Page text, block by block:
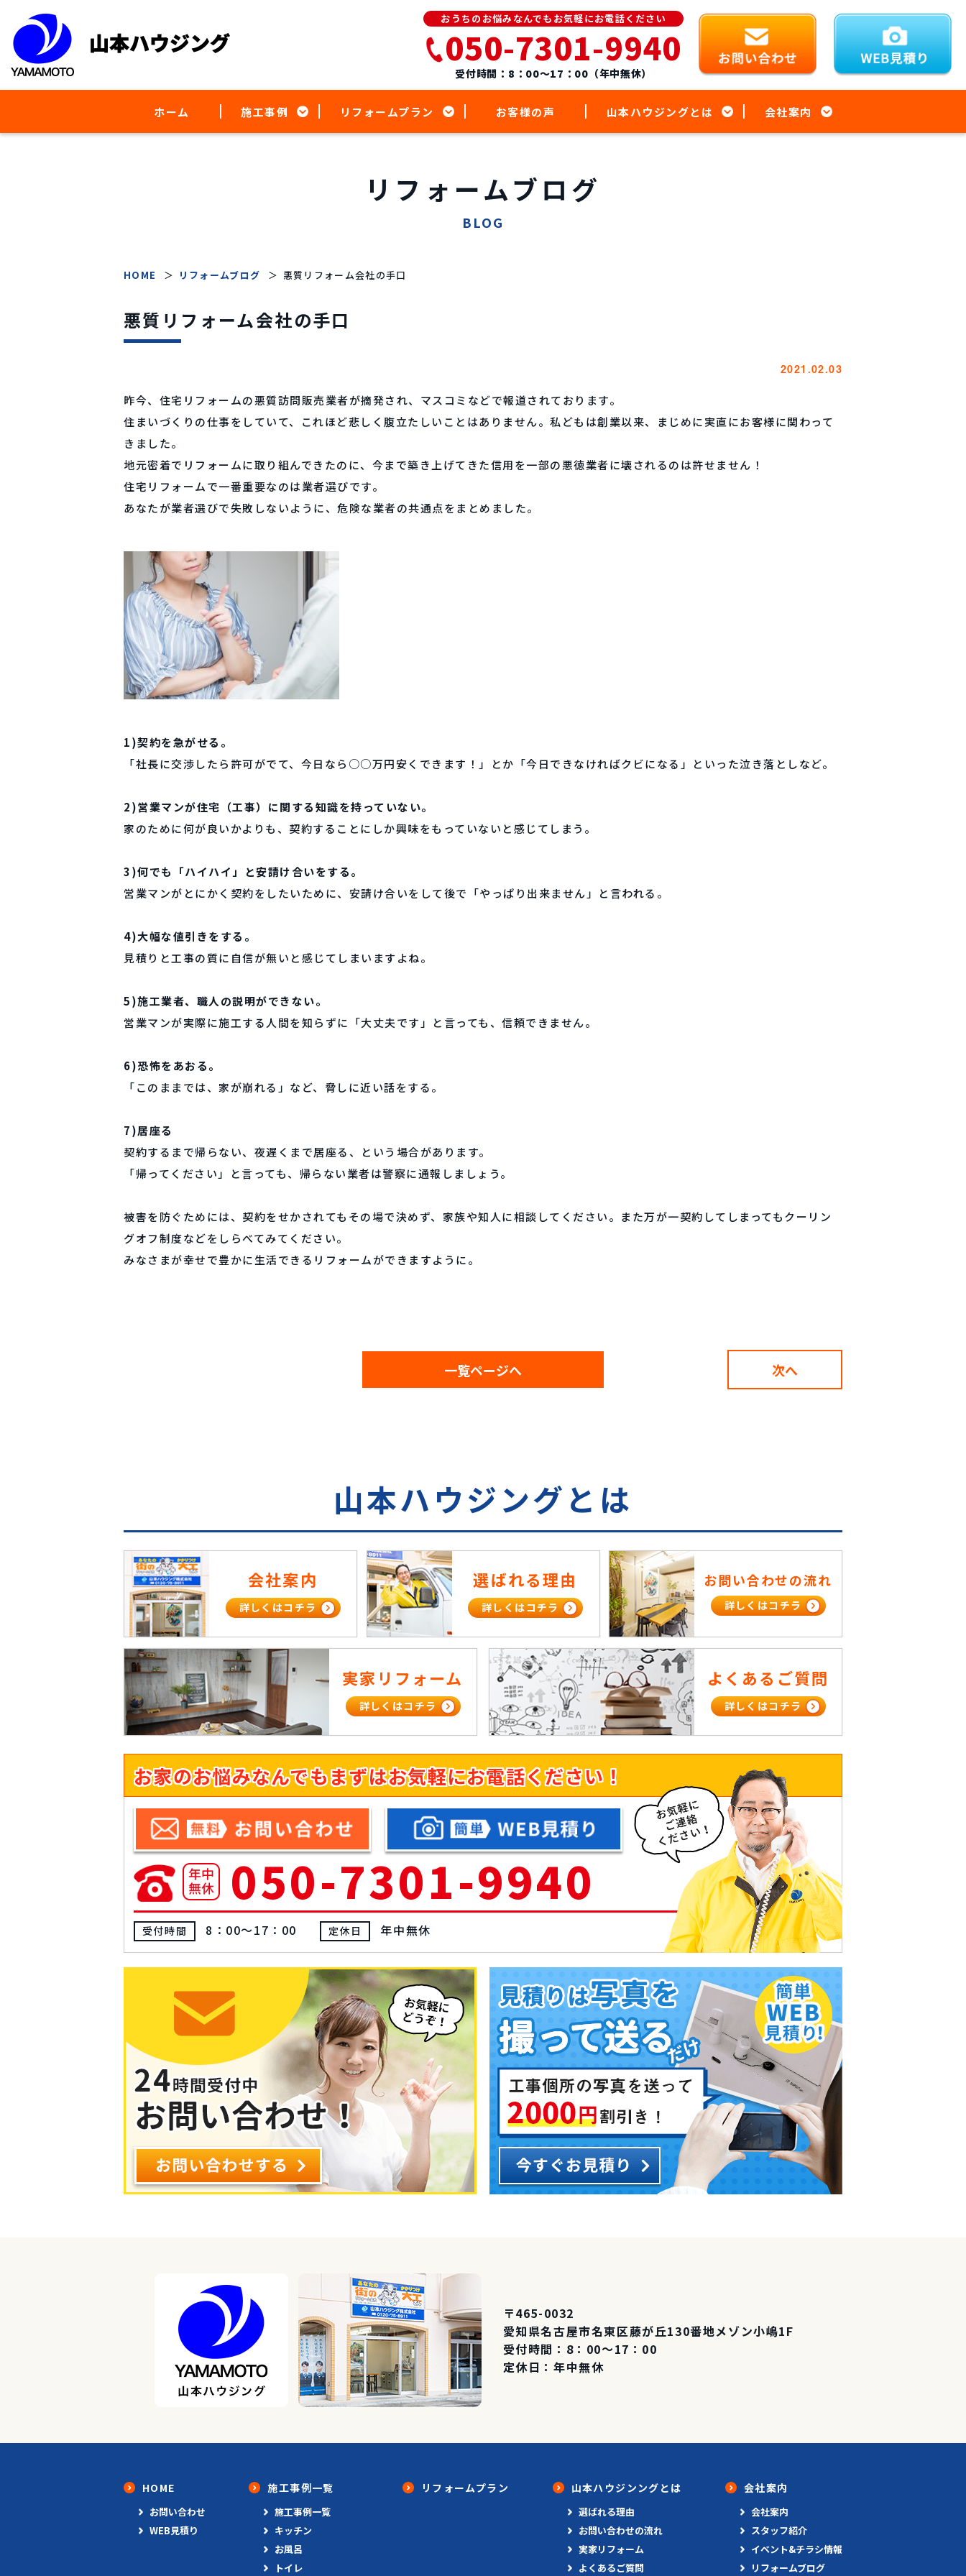
おうちのお悩みなんでもお気軽にお電話ください
050-7301-9940
受付時間：8：00～17：00（年中無休）
ホーム 施工事例 リフォームプラン お客様の声 山本ハウジングとは 会社案内
リフォームブログ
BLOG
HOME リフォームブログ 悪質リフォーム会社の手口
悪質リフォーム会社の手口
2021.02.03
昨今、住宅リフォームの悪質訪問販売業者が摘発され、マスコミなどで報道されております。
住まいづくりの仕事をしていて、これほど悲しく腹立たしいことはありません。私どもは創業以来、まじめに実直にお客様に関わって
きました。
地元密着でリフォームに取り組んできたのに、今まで築き上げてきた信用を一部の悪徳業者に壊されるのは許せません！
住宅リフォームで一番重要なのは業者選びです。
あなたが業者選びで失敗しないように、危険な業者の共通点をまとめました。
1)契約を急がせる。
「社長に交渉したら許可がでて、今日なら○○万円安くできます！」とか「今日できなければクビになる」といった泣き落としなど。
2)営業マンが住宅（工事）に関する知識を持っていない。
家のために何が良いかよりも、契約することにしか興味をもっていないと感じてしまう。
3)何でも「ハイハイ」と安請け合いをする。
営業マンがとにかく契約をしたいために、安請け合いをして後で「やっぱり出来ません」と言われる。
4)大幅な値引きをする。
見積りと工事の質に自信が無いと感じてしまいますよね。
5)施工業者、職人の説明ができない。
営業マンが実際に施工する人間を知らずに「大丈夫です」と言っても、信頼できません。
6)恐怖をあおる。
「このままでは、家が崩れる」など、脅しに近い話をする。
7)居座る
契約するまで帰らない、夜遅くまで居座る、という場合があります。
「帰ってください」と言っても、帰らない業者は警察に通報しましょう。
被害を防ぐためには、契約をせかされてもその場で決めず、家族や知人に相談してください。また万が一契約してしまってもクーリン
グオフ制度などをしらべてみてください。
みなさまが幸せで豊かに生活できるリフォームができますように。
一覧ページへ 次へ
山本ハウジングとは
会社案内
詳しくはコチラ
選ばれる理由
詳しくはコチラ
お問い合わせの流れ
詳しくはコチラ
実家リフォーム
詳しくはコチラ
よくあるご質問
詳しくはコチラ
お家のお悩みなんでもまずはお気軽にお電話ください！
050-7301-9940
受付時間 8：00～17：00 定休日 年中無休
〒465-0032
愛知県名古屋市名東区藤が丘130番地メゾン小嶋1F
受付時間：8：00～17：00
定休日：年中無休
HOME
お問い合わせ
WEB見積り
施工事例一覧
施工事例一覧
キッチン
お風呂
トイレ
リフォームプラン 山本ハウジンングとは
選ばれる理由
お問い合わせの流れ
実家リフォーム
よくあるご質問
会社案内
会社案内
スタッフ紹介
イベント&チラシ情報
リフォームブログ